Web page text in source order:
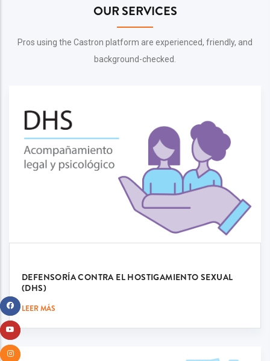
OUR SERVICES
Pros using the Castron platform are experienced, friendly, and
background-checked.
DEFENSORÍA CONTRA EL HOSTIGAMIENTO SEXUAL
(DHS)
LEER MÁS